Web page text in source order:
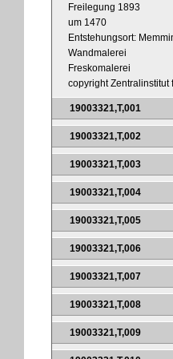
Freilegung 1893
um 1470
Entstehungsort:
Wandmalerei
Freskomalerei
copyright Zentralinstitut
19003321,T,001
19003321,T,002
19003321,T,003
19003321,T,004
19003321,T,005
19003321,T,006
19003321,T,007
19003321,T,008
19003321,T,009